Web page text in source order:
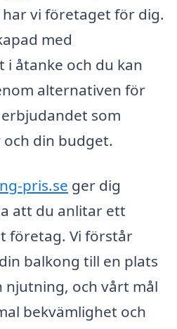
vi företaget för dig.
med
åtanke och du kan
alternativen för
som
din budget.
pris.se ger dig
att du anlitar ett
företag. Vi förstår
balkong till en plats
njutning, och vårt mål
bekvämlighet och